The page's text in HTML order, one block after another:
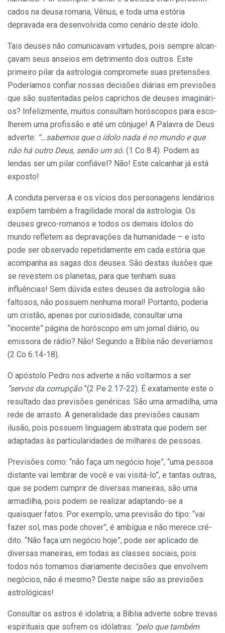
cados na deusa romana, Vênus, e toda uma estória
depravada era desen­volvida como cenário deste ídolo.
Tais deuses não comunica­vam virtudes, pois sempre alcan­
çavam seus anseios em detrimen­to dos outros. Este
primeiro pilar da astrologia compromete suas pretensões.
Poderíamos confiar nossas decisões diárias em pre­visões
que são sustentadas pelos caprichos de deuses imaginári­
os? Infelizmente, muitos con­sultam horóscopos para esco­
lherem uma profissão e até um cônjuge! A Palavra de Deus
adverte: “…sabemos que o ído­lo nada é no mundo e que
não há outro Deus, senão um só. (1 Co 8.4). Podem as
lendas ser um pilar confiável? Não! Este calcanhar já está
exposto!
A conduta perversa e os vícios dos personagens lendários
expõem tam­bém a fragilidade moral da astrologia. Os
deuses greco-romanos e todos os demais ídolos do
mundo refletem as depravações da humanidade – e isto
pode ser observado repetidamente em cada estória que
acompanha as sagas dos deuses. São destas ilusões que
se revestem os planetas, para que tenham suas
influências! Sem dúvida estes deuses da astrologia são
faltosos, não possuem nenhuma moral! Portanto, poderia
um cristão, apenas por curio­sidade, consultar uma
“inocente” pá­gina de horóscopo em um jornal diário, ou
emissora de rádio? Não! Segundo a Bíblia não deveríamos
(2 Co 6.14-18).
O apóstolo Pedro nos adverte a não voltarmos a ser
“servos da corrup­ção”(2 Pe 2.17-22). É exatamente este o
resultado das previsões genéricas. São uma armadilha, uma
rede de arrasto. A gene­ralidade das previsões causam
ilusão, pois possuem linguagem abstrata que po­dem ser
adaptadas às particularida­des de milhares de pessoas.
Previsões como: “não faça um ne­gócio hoje”, “uma pessoa
distante vai lembrar de você e vai visitá-lo”, e tan­tas outras,
que se podem cumprir de diversas maneiras, são uma
armadilha, pois podem se realizar adaptando-se a
quaisquer fatos. Por exemplo, uma pre­visão do tipo: “vai
fazer sol, mas pode chover”, é ambígua e não merece cré­
dito. “Não faça um negócio hoje”, pode ser aplicado de
diversas maneiras, em todas as classes sociais, pois
todos nós tomamos diariamente decisões que en­volvem
negócios, não é mesmo? Des­te naipe são as previsões
astrológicas!
Consultar os astros é idolatria; a Bíblia adverte sobre trevas
espirituais que sofrem os idólatras: “pelo que também